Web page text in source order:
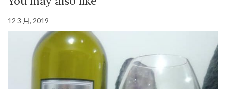
12 3 月, 2019